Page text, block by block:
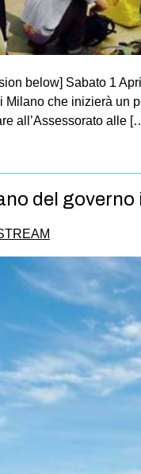
below] Sabato 1
che inizierà un
all’Assessorato alle
del